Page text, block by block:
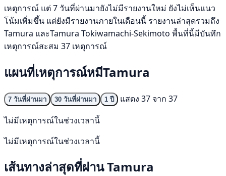
เหตุการณ์ แต่ 7 วันที่ผ่านมายังไม่มีรายงานใหม่ ยังไม่เห็นแนว
โน้มเพิ่มขึ้น แต่ยังมีรายงานภายในเดือนนี้ รายงานล่าสุดรวมถึง
Tamura และTamura Tokiwamachi-Sekimoto พื้นที่นี้มีบันทึก
เหตุการณ์สะสม 37 เหตุการณ์
แผนที่เหตุการณ์หมีTamura
7 วันที่ผ่านมา 30 วันที่ผ่านมา 1 ปี
แสดง 37 จาก 37
ไม่มีเหตุการณ์ในช่วงเวลานี้
ไม่มีเหตุการณ์ในช่วงเวลานี้
เส้นทางล่าสุดที่ผ่าน Tamura